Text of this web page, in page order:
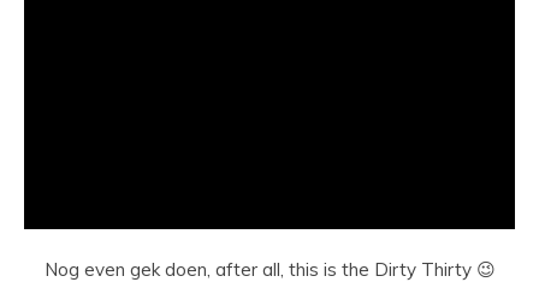
Nog even gek doen, after all, this is the Dirty Thirty 😉